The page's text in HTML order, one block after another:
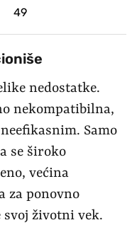
49
nedostatke.
nekompatibilna,
Samo
se široko
većina
za ponovno
svoj životni vek.